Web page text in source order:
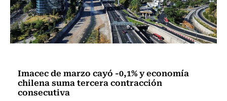
Imacec de marzo cayó -0,1% y economía
chilena suma tercera contracción
consecutiva